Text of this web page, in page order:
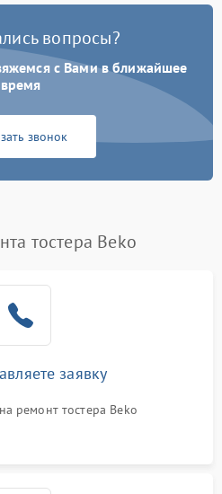
вопросы?
с Вами в ближайшее
время
звонок
тостера Beko
заявку
ремонт тостера Beko